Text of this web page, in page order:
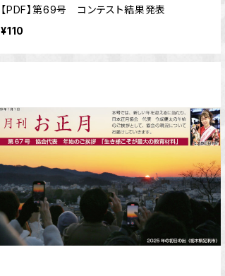
【PDF】第69号 コンテスト結果発表
¥110